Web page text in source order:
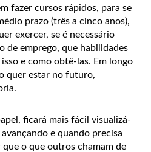
fazer cursos rápidos, para se
prazo (três a cinco anos),
exercer, se é necessário
de emprego, que habilidades
e como obtê-las. Em longo
quer estar no futuro,
ficará mais fácil visualizá-
e quando precisa
que o que outros chamam de